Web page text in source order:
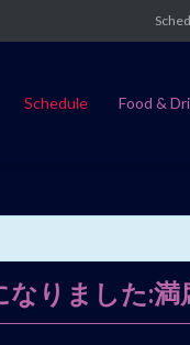
Schedule Food &
なりました: